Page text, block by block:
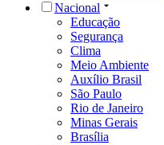
Nacional
Educação
Segurança
Clima
Meio Ambiente
Auxílio Brasil
São Paulo
Rio de Janeiro
Minas Gerais
Brasília